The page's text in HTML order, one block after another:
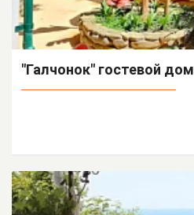
"Галчонок" гостевой дом